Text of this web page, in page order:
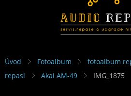
Úvod Fotoalbum fotoalbum
repasi
Akai AM-49 IMG_1875